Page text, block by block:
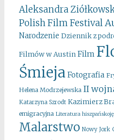
Aleksandra
Polish Film Festival
Narodzenie Dziennik z
Filmów w Austin Film
Śmieja Fotografia
Helena Modrzejewska II
Katarzyna Szrodt Kazimierz
emigracyjna Literatura
Malarstwo Nowy Jork